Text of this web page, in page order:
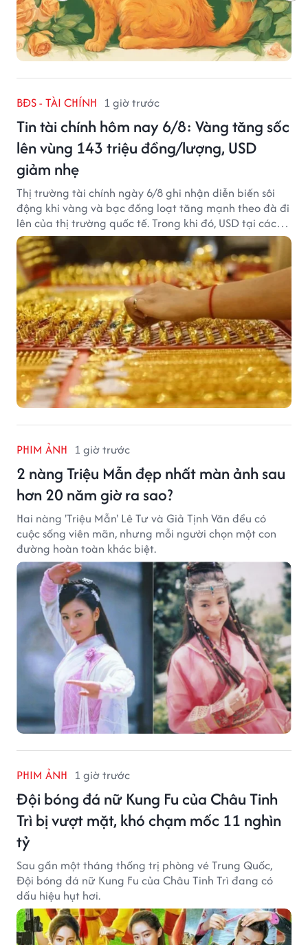
BĐS - TÀI CHÍNH 1 giờ trước
Tin tài chính hôm nay 6/8: Vàng tăng sốc
lên vùng 143 triệu đồng/lượng, USD
giảm nhẹ
Thị trường tài chính ngày 6/8 ghi nhận diễn biến sôi
động khi vàng và bạc đồng loạt tăng mạnh theo đà đi
lên của thị trường quốc tế. Trong khi đó, USD tại các
ngân hàng tiếp tục hạ nhiệt dù tỷ giá trung tâm lập
đỉnh mới.
PHIM ẢNH 1 giờ trước
2 nàng Triệu Mẫn đẹp nhất màn ảnh sau
hơn 20 năm giờ ra sao?
Hai nàng 'Triệu Mẫn' Lê Tư và Giả Tịnh Văn đều có
cuộc sống viên mãn, nhưng mỗi người chọn một con
đường hoàn toàn khác biệt.
PHIM ẢNH 1 giờ trước
Đội bóng đá nữ Kung Fu của Châu Tinh
Trì bị vượt mặt, khó chạm mốc 11 nghìn
tỷ
Sau gần một tháng thống trị phòng vé Trung Quốc,
Đội bóng đá nữ Kung Fu của Châu Tinh Trì đang có
dấu hiệu hụt hơi.